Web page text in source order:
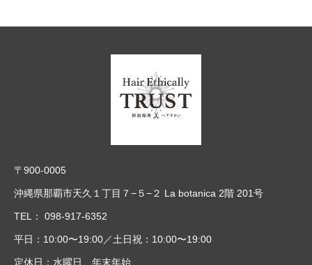
理体制の整備・社員教育の徹底等の必要な措置を講じ、安
全対策を実施し個人情報の厳重な管理を行ないます。
■個人情報の利用目的
本ウェブサイトでは、お客様からのお問い合わせ時に、お
名前、e-mailアドレス、電話番号等の個人情報をご登録い
ただく場合がございますが、これらの個人情報はご提供い
ただく際の目的以外では利用いたしません。 お客さまか
らお預かりした個人情報は、当社からのご連絡や業務のご
〒900-0005
沖縄県那覇市天久１丁目７−５−２ La botanica 2階 201号
TEL： 098-917-6352
平日：10:00〜19:00／土日祝：10:00〜19:00
定休日：水曜日、年末年始